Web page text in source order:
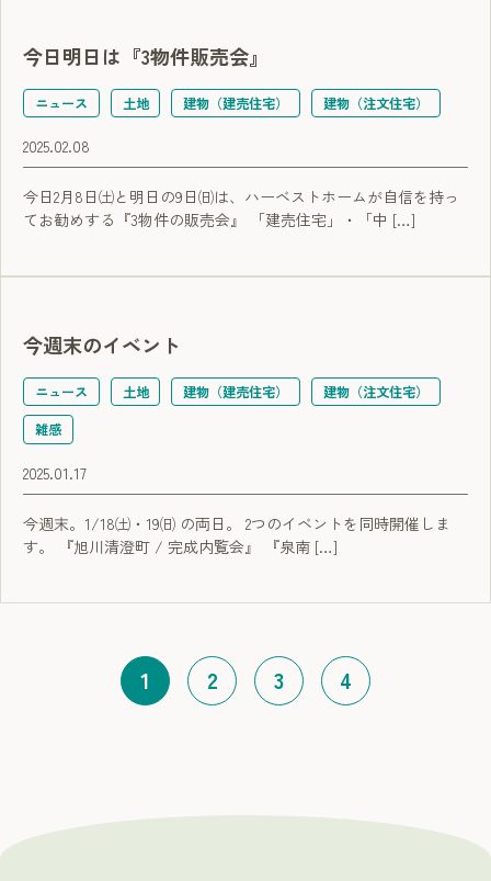
今日明日は『3物件販売会』
ニュース 土地 建物（建売住宅） 建物（注文住宅）
2025.02.08
今日2月8日㈯と明日の9日㈰は、ハーベストホームが自信を持っ
てお勧めする『3物件の販売会』 「建売住宅」・「中 […]
今週末のイベント
ニュース 土地 建物（建売住宅）
建物（注文住宅）
雑感
2025.01.17
今週末。1/18㈯・19㈰ の両日。 2つのイベントを同時開催しま
す。 『旭川清澄町 / 完成内覧会』 『泉南 […]
1（現在のページ）
2 3 4